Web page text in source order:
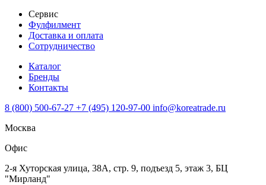
Сервис
Фулфилмент
Доставка и оплата
Сотрудничество
Каталог
Бренды
Контакты
8 (800) 500-67-27 +7 (495) 120-97-00 info@koreatrade.ru
Москва
Офис
2-я Хуторская улица, 38А, стр. 9, подъезд 5, этаж 3, БЦ
"Мирланд"